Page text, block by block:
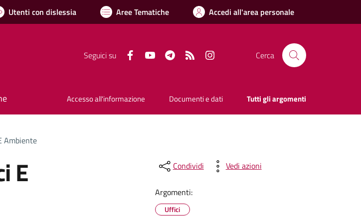
Utenti con dislessia Aree Tematiche Accedi all'area personale
Seguici su FacebookYouTube TelegramRSS Cerca
Accesso all'informazione Documenti e dati Tutti gli argomenti
Ambiente
E Condividi Vedi azioni
Argomenti:
Uffici